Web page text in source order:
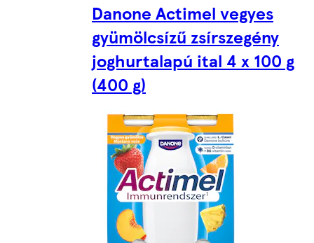
Danone Actimel vegyes
gyümölcsízű zsírszegény
joghurtalapú ital 4 x 100 g
(400 g)